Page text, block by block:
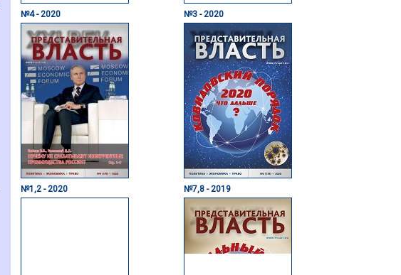
№4 - 2020 №3 - 2020
№1,2 - 2020 №7,8 - 2019